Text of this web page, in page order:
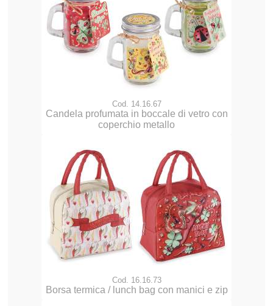
Cod. 14.16.67
Candela profumata in boccale di vetro con
coperchio metallo
Cod. 16.16.73
Borsa termica / lunch bag con manici e zip